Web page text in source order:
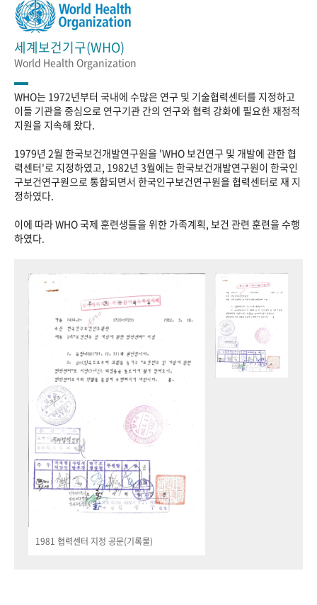
세계보건기구(WHO)
World Health Organization
WHO는 1972년부터 국내에 수많은 연구 및 기술협력센터를 지정하고
이들 기관을 중심으로 연구기관 간의 연구와 협력 강화에 필요한 재정적
지원을 지속해 왔다.
1979년 2월 한국보건개발연구원을 'WHO 보건연구 및 개발에 관한 협
력센터'로 지정하였고, 1982년 3월에는 한국보건개발연구원이 한국인
구보건연구원으로 통합되면서 한국인구보건연구원을 협력센터로 재 지
정하였다.
이에 따라 WHO 국제 훈련생들을 위한 가족계획, 보건 관련 훈련을 수행
하였다.
1981 협력센터 지정 공문(기록물)